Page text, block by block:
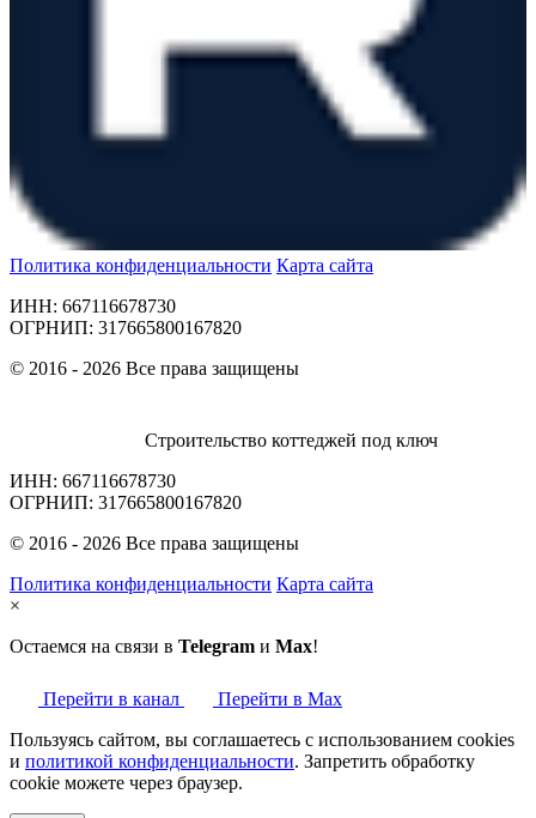
Политика конфиденциальности Карта сайта
ИНН: 667116678730
ОГРНИП: 317665800167820
© 2016 - 2026 Все права защищены
Строительство коттеджей под ключ
ИНН: 667116678730
ОГРНИП: 317665800167820
© 2016 - 2026 Все права защищены
Политика конфиденциальности Карта сайта
×
Остаемся на связи в Telegram и Max!
Перейти в канал
Перейти в Max
Пользуясь сайтом, вы соглашаетесь с использованием cookies
и политикой конфиденциальности. Запретить обработку
cookie можете через браузер.